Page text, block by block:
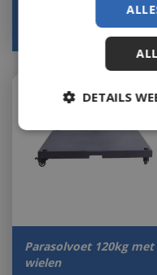
Parasolvoet 120kg met
wielen
DETAILS